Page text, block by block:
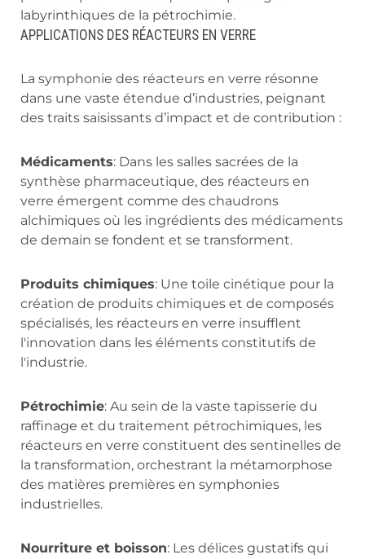
labyrinthiques de la pétrochimie.
APPLICATIONS DES RÉACTEURS EN VERRE
La symphonie des réacteurs en verre résonne
dans une vaste étendue d’industries, peignant
des traits saisissants d’impact et de contribution :
Médicaments: Dans les salles sacrées de la
synthèse pharmaceutique, des réacteurs en
verre émergent comme des chaudrons
alchimiques où les ingrédients des médicaments
de demain se fondent et se transforment.
Produits chimiques: Une toile cinétique pour la
création de produits chimiques et de composés
spécialisés, les réacteurs en verre insufflent
l'innovation dans les éléments constitutifs de
l'industrie.
Pétrochimie: Au sein de la vaste tapisserie du
raffinage et du traitement pétrochimiques, les
réacteurs en verre constituent des sentinelles de
la transformation, orchestrant la métamorphose
des matières premières en symphonies
industrielles.
Nourriture et boisson: Les délices gustatifs qui